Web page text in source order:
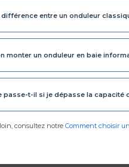
différence entre un onduleur
monter un onduleur en baie
passe-t-il si je dépasse la capacité
consultez notre Comment choisir